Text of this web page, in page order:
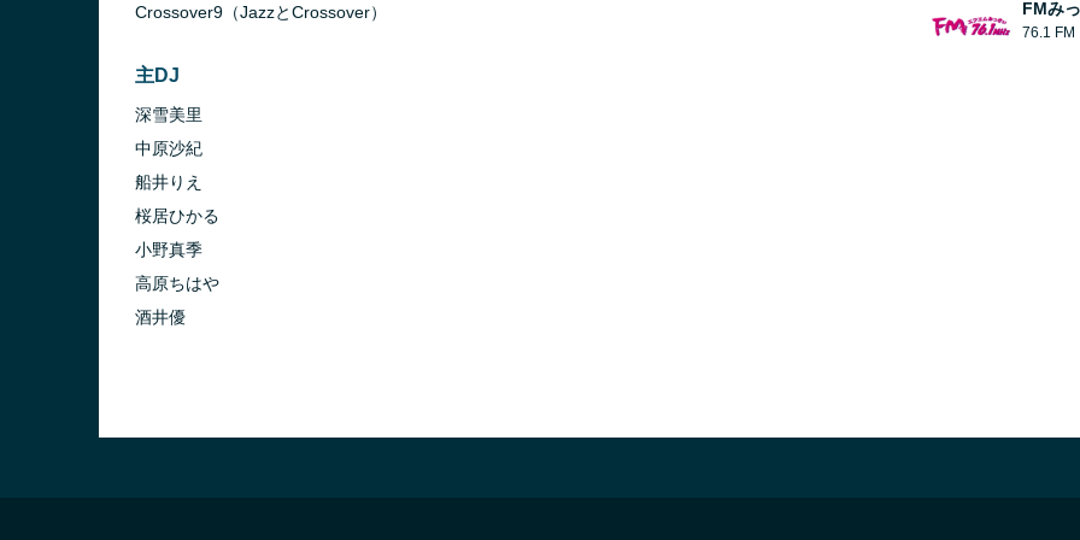
Crossover9（JazzとCrossover）
主DJ
深雪美里
中原沙紀
船井りえ
桜居ひかる
小野真季
高原ちはや
酒井優
FMみ
76.1 FM